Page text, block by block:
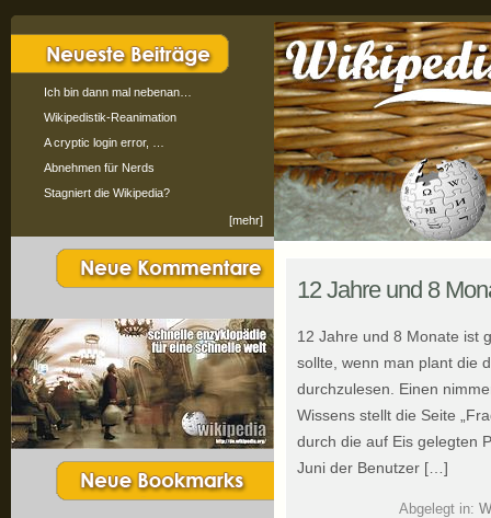
Ich bin dann mal nebenan…
Wikipedistik-Reanimation
A cryptic login error, …
Abnehmen für Nerds
Stagniert die Wikipedia?
[mehr]
12 Jahre und 8
12 Jahre und 8 Monate ist
sollte, wenn man plant die
durchzulesen. Einen
Wissens stellt die Seite
durch die auf Eis gelegten
Juni der Benutzer […]
Abgelegt in: